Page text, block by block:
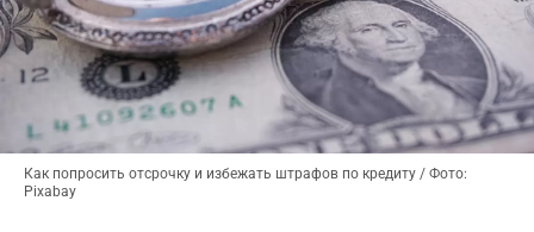
Как попросить отсрочку и избежать штрафов по кредиту / Фото:
Pixabay